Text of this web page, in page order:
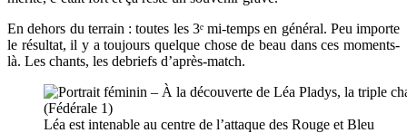
En dehors du terrain : toutes les 3ᵉ mi-temps en général. Peu importe
le résultat, il y a toujours quelque chose de beau dans ces moments-
là. Les chants, les debriefs d’après-match.
Léa est intenable au centre de l’attaque des Rouge et Bleu